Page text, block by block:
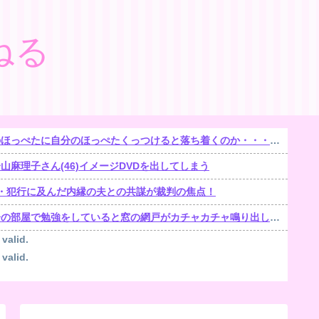
る
ぺたに自分のほっぺたくっつけると落ち着くのか・・・【再】
麻理子さん(46)イメージDVDを出してしまう
行に及んだ内縁の夫との共謀が裁判の焦点！
で勉強をしていると窓の網戸がカチャカチャ鳴り出した。【再】
valid.
valid.